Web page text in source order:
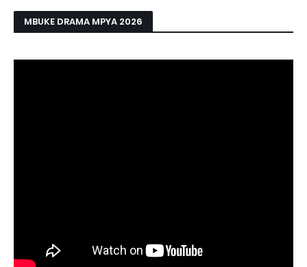
MBUKE DRAMA MPYA 2026